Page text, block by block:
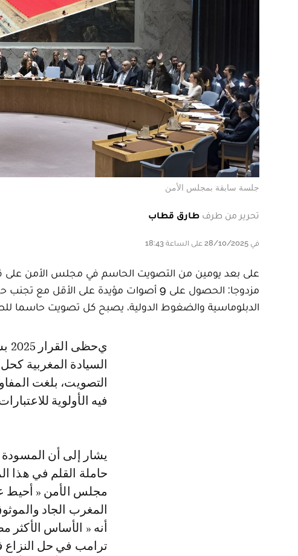
جلسة سابقة بمجلس الأمن
تحرير من طرف طارق قطاب
في 28/10/2025 على الساعة 18:43
على بعد يومين من التصويت الحاسم في مجلس الأمن على
مزدوجا: الحصول على 9 أصوات مؤيدة على
الدبلوماسية والضغوط الدولية، يصبح كل تصويت حاسما
يحظى القرار 2025 بشأن الصحراء، الذي يزكي نهائيا مخطط الحكم الذاتي تحت
السيادة المغربية
التصويت، بلغت
فيه الأولوية
حاملة القلم في هذا
مجلس الأمن « أحيط
المغرب الجاد
أنه « الأساس الأكثر
ترامب في حل النزاع